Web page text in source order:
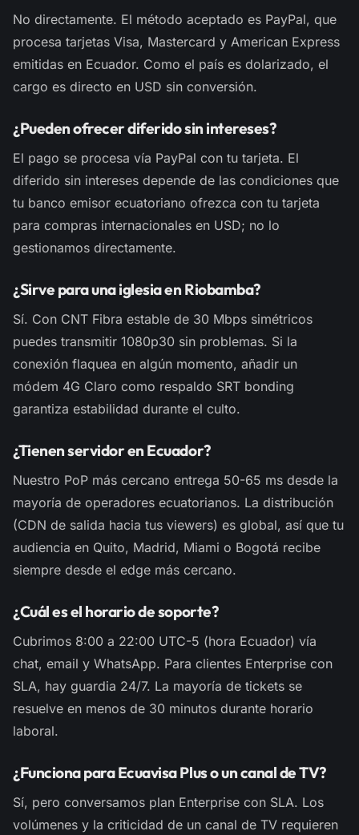
No directamente. El método aceptado es PayPal, que
procesa tarjetas Visa, Mastercard y American Express
emitidas en Ecuador. Como el país es dolarizado, el
cargo es directo en USD sin conversión.
¿Pueden ofrecer diferido sin intereses?
El pago se procesa vía PayPal con tu tarjeta. El
diferido sin intereses depende de las condiciones que
tu banco emisor ecuatoriano ofrezca con tu tarjeta
para compras internacionales en USD; no lo
gestionamos directamente.
¿Sirve para una iglesia en Riobamba?
Sí. Con CNT Fibra estable de 30 Mbps simétricos
puedes transmitir 1080p30 sin problemas. Si la
conexión flaquea en algún momento, añadir un
módem 4G Claro como respaldo SRT bonding
garantiza estabilidad durante el culto.
¿Tienen servidor en Ecuador?
Nuestro PoP más cercano entrega 50-65 ms desde la
mayoría de operadores ecuatorianos. La distribución
(CDN de salida hacia tus viewers) es global, así que tu
audiencia en Quito, Madrid, Miami o Bogotá recibe
siempre desde el edge más cercano.
¿Cuál es el horario de soporte?
Cubrimos 8:00 a 22:00 UTC-5 (hora Ecuador) vía
chat, email y WhatsApp. Para clientes Enterprise con
SLA, hay guardia 24/7. La mayoría de tickets se
resuelve en menos de 30 minutos durante horario
laboral.
¿Funciona para Ecuavisa Plus o un canal de TV?
Sí, pero conversamos plan Enterprise con SLA. Los
volúmenes y la criticidad de un canal de TV requieren